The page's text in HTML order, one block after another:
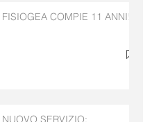
FISIOGEA COMPIE 11 ANNI!
NUOVO SERVIZIO: